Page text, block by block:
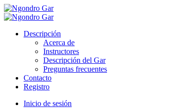
Descripción
Acerca de
Instructores
Descripción del Gar
Preguntas frecuentes
Contacto
Registro
Inicio de sesión